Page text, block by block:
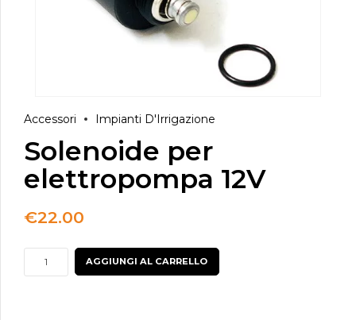
Accessori Impianti D'Irrigazione
Solenoide per
elettropompa 12V
€22.00
Solenoide
per
AGGIUNGI AL CARRELLO